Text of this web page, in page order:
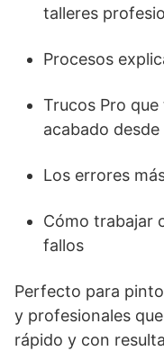
talleres
Procesos
Trucos Pro
acabado
Los errores
Cómo trabajar
fallos
Perfecto para
y profesionales
rápido y con